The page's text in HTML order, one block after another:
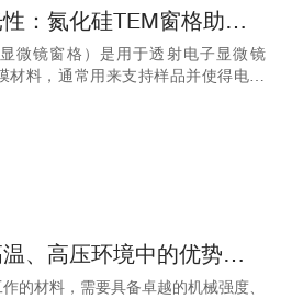
高强度、高透光性：氮化硅TEM窗格助力精准纳米级成像
微镜窗格）是用于透射电子显微镜
材料，通常用来支持样品并使得电子
以进行成像和分析。窗格通常由非常
料制成，常见的材料包括氮化硅
氮化硅薄膜在高温、高压环境中的优势分析
的材料，需要具备卓越的机械强度、